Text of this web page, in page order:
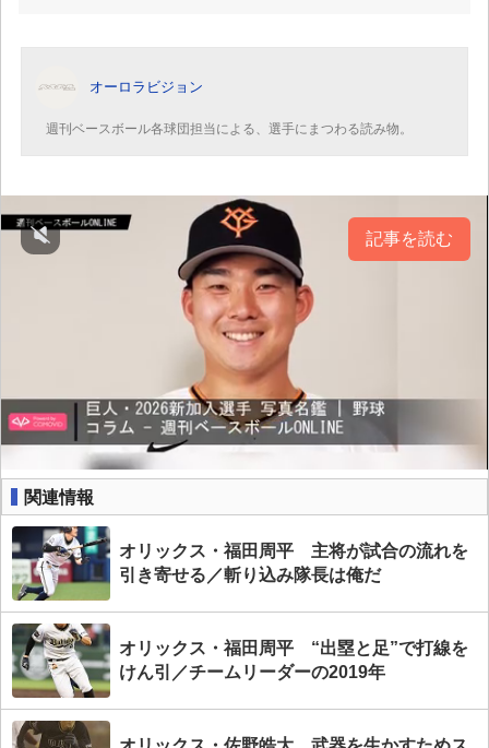
オーロラビジョン
週刊ベースボール各球団担当による、選手にまつわる読み物。
記事を読む
関連情報
オリックス・福田周平 主将が試合の流れを
引き寄せる／斬り込み隊長は俺だ
オリックス・福田周平 “出塁と足”で打線を
けん引／チームリーダーの2019年